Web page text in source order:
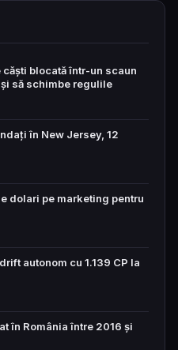
căști blocată într-un scaun
să schimbe regulile
în New Jersey, 12
dolari pe marketing pentru
autonom cu 1.139 CP la
în România între 2016 și